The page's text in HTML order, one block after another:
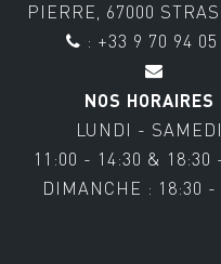
PIERRE, 67000
: +33 9 70 94 05
NOS HORAIRES
LUNDI -
11:00 - 14:30 & 18:30
DIMANCHE : 18:30 -